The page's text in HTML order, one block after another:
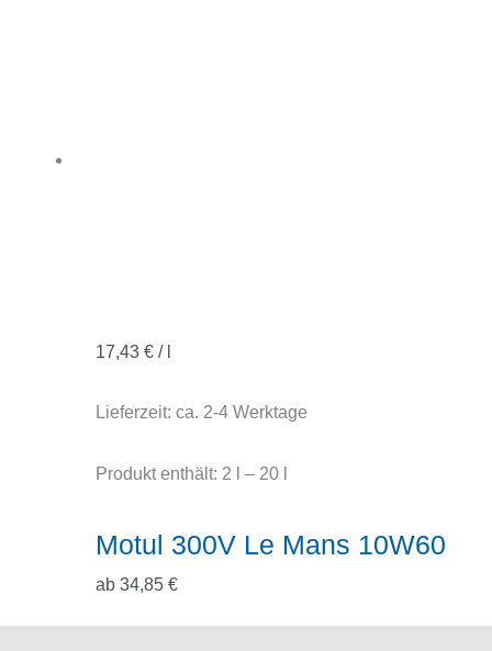
17,43 €/
Lieferzeit: ca. 2-4 Werktage
Produkt enthält: 2 – 20
Motul 300V Le Mans 10W60
ab 34,85 €